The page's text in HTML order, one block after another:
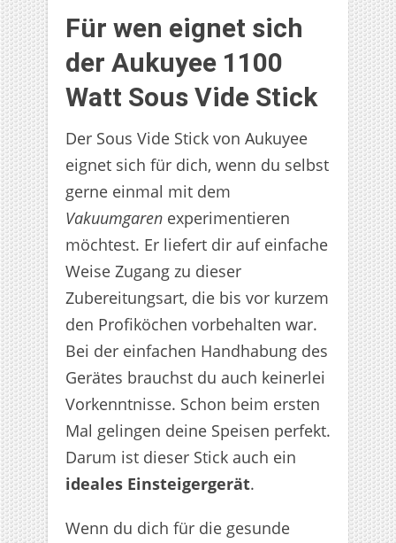
Für wen eignet sich
der Aukuyee 1100
Watt Sous Vide Stick
Der Sous Vide Stick von Aukuyee
eignet sich für dich, wenn du selbst
gerne einmal mit dem
Vakuumgaren experimentieren
möchtest. Er liefert dir auf einfache
Weise Zugang zu dieser
Zubereitungsart, die bis vor kurzem
den Profiköchen vorbehalten war.
Bei der einfachen Handhabung des
Gerätes brauchst du auch keinerlei
Vorkenntnisse. Schon beim ersten
Mal gelingen deine Speisen perfekt.
Darum ist dieser Stick auch ein
ideales Einsteigergerät.
Wenn du dich für die gesunde